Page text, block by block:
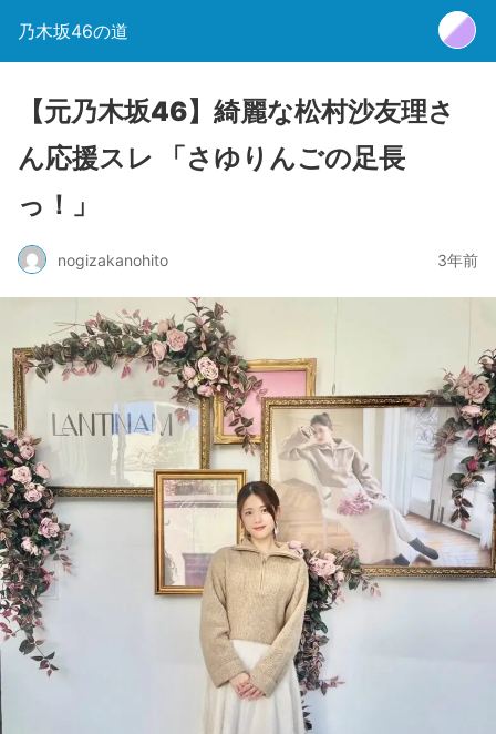
乃木坂46の道
【元乃木坂46】綺麗な松村沙友理さ
ん応援スレ 「さゆりんごの足長
っ！」
nogizakanohito 3年前